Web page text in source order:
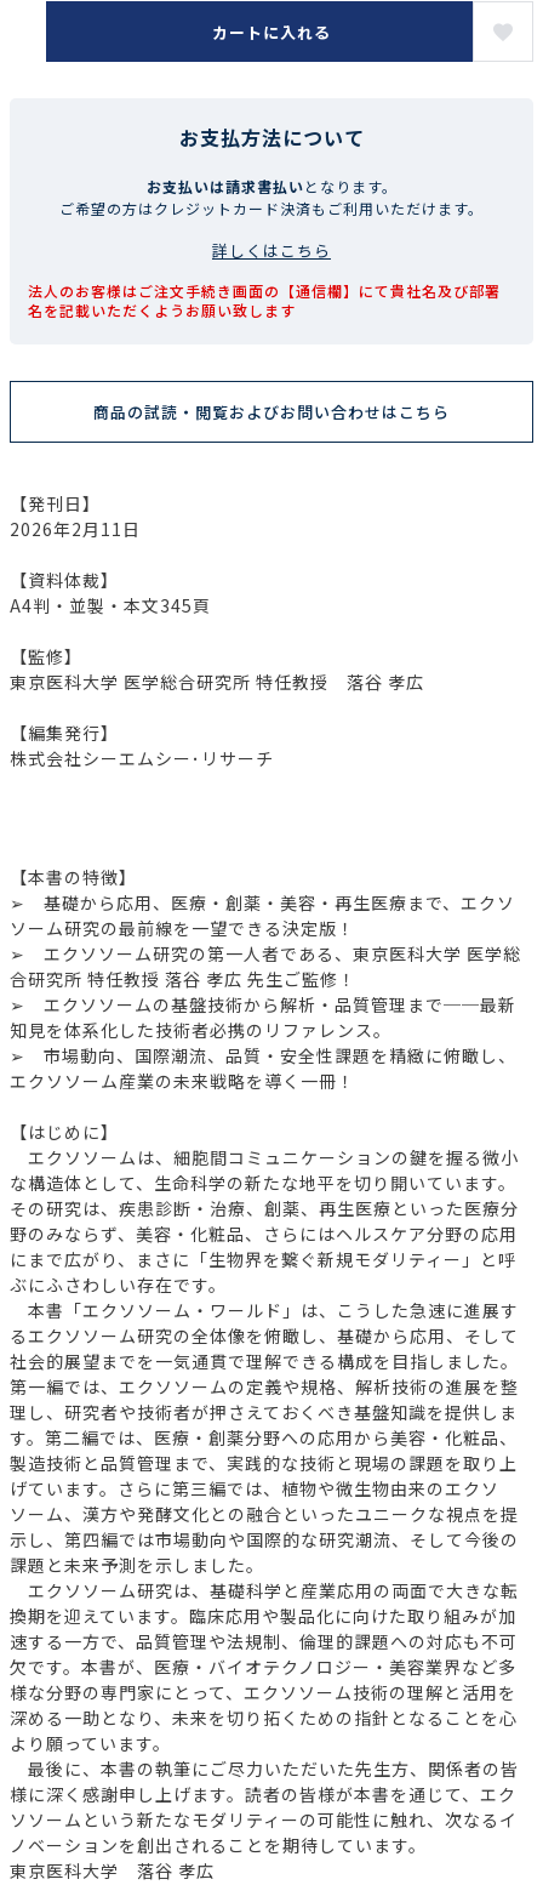
カートに入れる
お支払方法について
お支払いは請求書払いとなります。
ご希望の方はクレジットカード決済もご利用いただけます。
詳しくはこちら
法人のお客様はご注文手続き画面の【通信欄】にて貴社名及び部署
名を記載いただくようお願い致します
商品の試読・閲覧およびお問い合わせはこちら
【発刊日】
2026年2月11日
【資料体裁】
A4判・並製・本文345頁
【監修】
東京医科大学 医学総合研究所 特任教授 落谷 孝広
【編集発行】
株式会社シーエムシー･リサーチ
【本書の特徴】
➢ 基礎から応用、医療・創薬・美容・再生医療まで、エクソ
ソーム研究の最前線を一望できる決定版！
➢ エクソソーム研究の第一人者である、東京医科大学 医学総
合研究所 特任教授 落谷 孝広 先生ご監修！
➢ エクソソームの基盤技術から解析・品質管理まで──最新
知見を体系化した技術者必携のリファレンス。
➢ 市場動向、国際潮流、品質・安全性課題を精緻に俯瞰し、
エクソソーム産業の未来戦略を導く一冊！
【はじめに】
エクソソームは、細胞間コミュニケーションの鍵を握る微小
な構造体として、生命科学の新たな地平を切り開いています。
その研究は、疾患診断・治療、創薬、再生医療といった医療分
野のみならず、美容・化粧品、さらにはヘルスケア分野の応用
にまで広がり、まさに「生物界を繋ぐ新規モダリティー」と呼
ぶにふさわしい存在です。
本書「エクソソーム・ワールド」は、こうした急速に進展す
るエクソソーム研究の全体像を俯瞰し、基礎から応用、そして
社会的展望までを一気通貫で理解できる構成を目指しました。
第一編では、エクソソームの定義や規格、解析技術の進展を整
理し、研究者や技術者が押さえておくべき基盤知識を提供しま
す。第二編では、医療・創薬分野への応用から美容・化粧品、
製造技術と品質管理まで、実践的な技術と現場の課題を取り上
げています。さらに第三編では、植物や微生物由来のエクソ
ソーム、漢方や発酵文化との融合といったユニークな視点を提
示し、第四編では市場動向や国際的な研究潮流、そして今後の
課題と未来予測を示しました。
エクソソーム研究は、基礎科学と産業応用の両面で大きな転
換期を迎えています。臨床応用や製品化に向けた取り組みが加
速する一方で、品質管理や法規制、倫理的課題への対応も不可
欠です。本書が、医療・バイオテクノロジー・美容業界など多
様な分野の専門家にとって、エクソソーム技術の理解と活用を
深める一助となり、未来を切り拓くための指針となることを心
より願っています。
最後に、本書の執筆にご尽力いただいた先生方、関係者の皆
様に深く感謝申し上げます。読者の皆様が本書を通じて、エク
ソソームという新たなモダリティーの可能性に触れ、次なるイ
ノベーションを創出されることを期待しています。
東京医科大学 落谷 孝広